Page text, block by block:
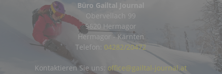
Büro Gailtal Journal
Obervellach 99
9620 Hermagor
Hermagor - Kärnten
Telefon: 04282/20472
Kontaktieren Sie uns: office@gailtal-journal.at